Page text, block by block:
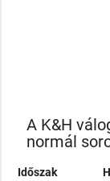
A K&H
normál
Időszak